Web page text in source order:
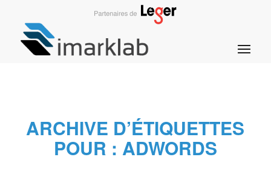
ARCHIVE D’ÉTIQUETTES
POUR : ADWORDS